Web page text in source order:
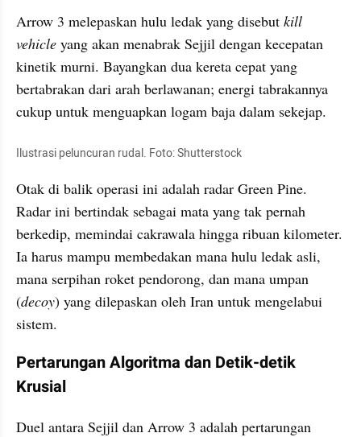
Arrow 3 melepaskan hulu ledak yang disebut kill
vehicle yang akan menabrak Sejjil dengan kecepatan
kinetik murni. Bayangkan dua kereta cepat yang
bertabrakan dari arah berlawanan; energi tabrakannya
cukup untuk menguapkan logam baja dalam sekejap.
Ilustrasi peluncuran rudal. Foto: Shutterstock
Otak di balik operasi ini adalah radar Green Pine.
Radar ini bertindak sebagai mata yang tak pernah
berkedip, memindai cakrawala hingga ribuan kilometer.
Ia harus mampu membedakan mana hulu ledak asli,
mana serpihan roket pendorong, dan mana umpan
(decoy) yang dilepaskan oleh Iran untuk mengelabui
sistem.
Pertarungan Algoritma dan Detik-detik
Krusial
Duel antara Sejjil dan Arrow 3 adalah pertarungan